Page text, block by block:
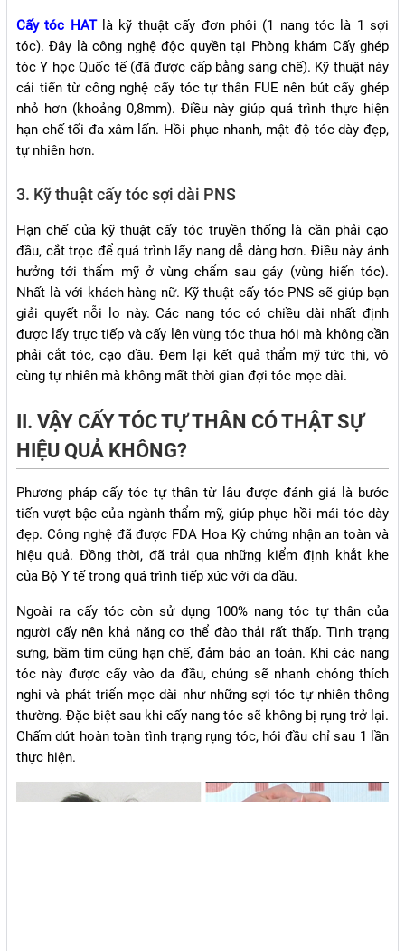
Cấy tóc HATlà kỹ thuật cấy đơn phôi (1 nang tóc là 1 sợi
tóc). Đây là công nghệ độc quyền tại Phòng khám Cấy ghép
tóc Y học Quốc tế (đã được cấp bằng sáng chế). Kỹ thuật này
cải tiến từ công nghệ cấy tóc tự thân FUE nên bút cấy ghép
nhỏ hơn (khoảng 0,8mm). Điều này giúp quá trình thực hiện
hạn chế tối đa xâm lấn. Hồi phục nhanh, mật độ tóc dày đẹp,
tự nhiên hơn.
3. Kỹ thuật cấy tóc sợi dài PNS
Hạn chế của kỹ thuật cấy tóc truyền thống là cần phải cạo
đầu, cắt trọc để quá trình lấy nang dễ dàng hơn. Điều này ảnh
hưởng tới thẩm mỹ ở vùng chẩm sau gáy (vùng hiến tóc).
Nhất là với khách hàng nữ. Kỹ thuật cấy tóc PNS sẽ giúp bạn
giải quyết nỗi lo này. Các nang tóc có chiều dài nhất định
được lấy trực tiếp và cấy lên vùng tóc thưa hói mà không cần
phải cắt tóc, cạo đầu. Đem lại kết quả thẩm mỹ tức thì, vô
cùng tự nhiên mà không mất thời gian đợi tóc mọc dài.
II. VẬY CẤY TÓC TỰ THÂN CÓ THẬT SỰ
HIỆU QUẢ KHÔNG?
Phương pháp cấy tóc tự thân từ lâu được đánh giá là bước
tiến vượt bậc của ngành thẩm mỹ, giúp phục hồi mái tóc dày
đẹp. Công nghệ đã được FDA Hoa Kỳ chứng nhận an toàn và
hiệu quả. Đồng thời, đã trải qua những kiểm định khắt khe
của Bộ Y tế trong quá trình tiếp xúc với da đầu.
Ngoài ra cấy tóc còn sử dụng 100% nang tóc tự thân của
người cấy nên khả năng cơ thể đào thải rất thấp. Tình trạng
sưng, bầm tím cũng hạn chế, đảm bảo an toàn. Khi các nang
tóc này được cấy vào da đầu, chúng sẽ nhanh chóng thích
nghi và phát triển mọc dài như những sợi tóc tự nhiên thông
thường. Đặc biệt sau khi cấy nang tóc sẽ không bị rụng trở lại.
Chấm dứt hoàn toàn tình trạng rụng tóc, hói đầu chỉ sau 1 lần
thực hiện.